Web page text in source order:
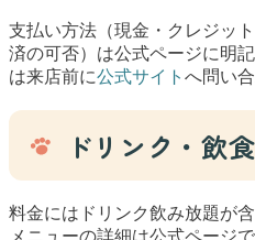
支払い方法（現金・クレジッ
済の可否）は公式ページに明
は来店前に公式サイト へ問い
ドリンク・飲食
料金にはドリンク飲み放題が